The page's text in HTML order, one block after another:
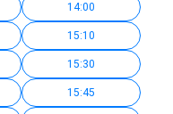
14:00
15:10
15:30
15:45